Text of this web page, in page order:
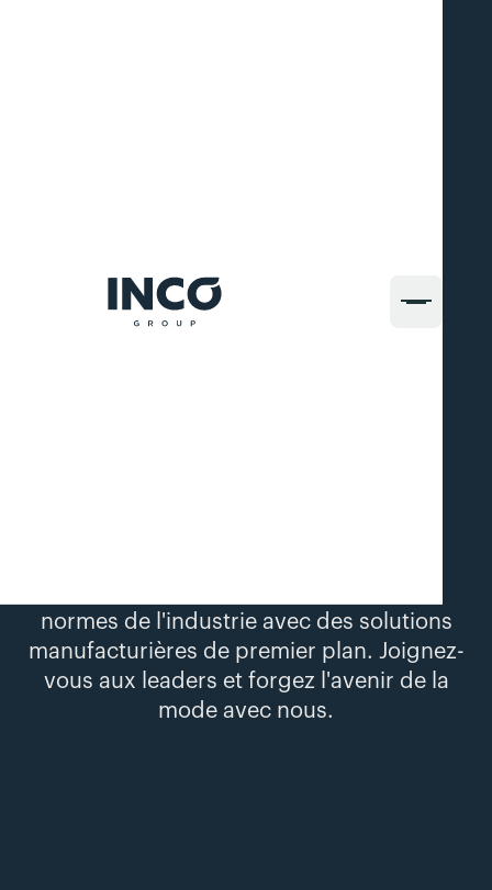
normes de l'industrie avec des solutions
manufacturières de premier plan. Joignez-
vous aux leaders et forgez l'avenir de la
mode avec nous.